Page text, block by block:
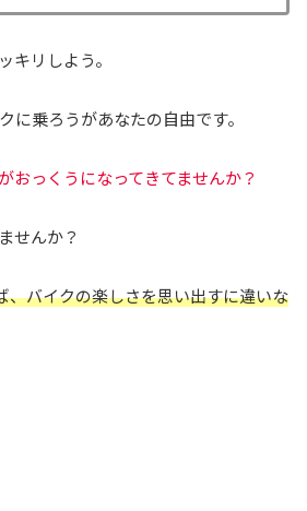
キリしよう。
に乗ろうがあなたの自由です。
おっくうになってきてませんか？
せんか？
、バイクの楽しさを思い出すに違いな